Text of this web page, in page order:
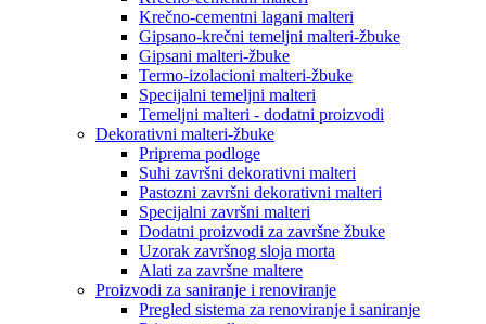
Krečno-cementni lagani malteri
Gipsano-krečni temeljni malteri-žbuke
Gipsani malteri-žbuke
Termo-izolacioni malteri-žbuke
Specijalni temeljni malteri
Temeljni malteri - dodatni proizvodi
Dekorativni malteri-žbuke
Priprema podloge
Suhi završni dekorativni malteri
Pastozni završni dekorativni malteri
Specijalni završni malteri
Dodatni proizvodi za završne žbuke
Uzorak završnog sloja morta
Alati za završne maltere
Proizvodi za saniranje i renoviranje
Pregled sistema za renoviranje i saniranje